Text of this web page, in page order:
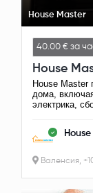
House Master
40.00 € за
House
House Master
дома,
электрика,
Валенсия,